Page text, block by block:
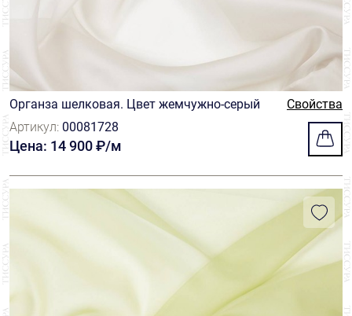
Органза шелковая. Цвет жемчужно-серый
Свойства
Артикул: 00081728
Цена: 14 900 ₽/м